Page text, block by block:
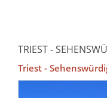
TRIEST -
Triest -